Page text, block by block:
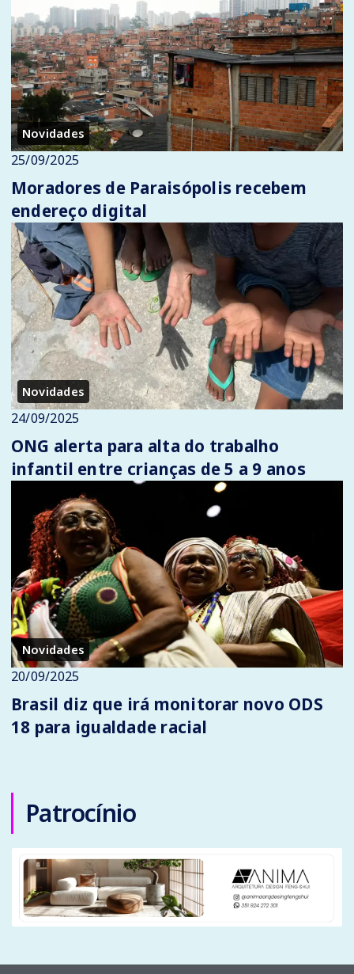
Novidades
25/09/2025
Moradores de Paraisópolis recebem
endereço digital
Novidades
24/09/2025
ONG alerta para alta do trabalho
infantil entre crianças de 5 a 9 anos
Novidades
20/09/2025
Brasil diz que irá monitorar novo ODS
18 para igualdade racial
Patrocínio